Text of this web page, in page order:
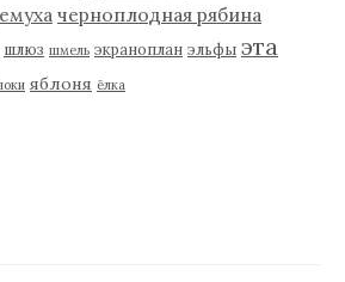
черноплодная рябина
шлюз шмель экраноплан эльфы эта
яблоня ёлка